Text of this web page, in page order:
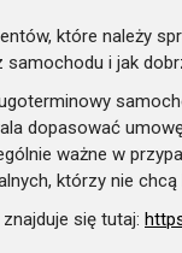
które należy
samochodu i jak
dopasować
ważne w
którzy nie
się tutaj: